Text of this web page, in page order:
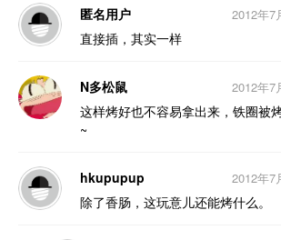
匿名用户
直接插，其实一样
2012年7
N多松鼠
这样烤好也不容易拿出来，铁圈被
~
2012年7
hkupupup
除了香肠，这玩意儿还能烤什么。
2012年7